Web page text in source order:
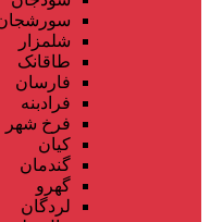
شلمزار
طاقانک
فارسان
فرادبنه
فرخ شهر
کیان
گندمان
گهرو
لردگان